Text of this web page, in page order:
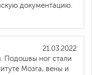
документацию.
21.03.2022
Подошвы ног стали
Мозга, вены и